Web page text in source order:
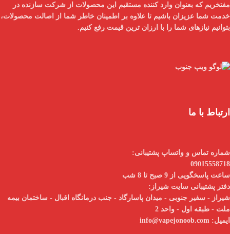
مفتخریم که بعنوان وارد کننده مستقیم این محصولات از شرکت سازنده در
خدمت شما عزیزان باشیم تا علاوه بر اطمینان خاطر شما از
اصالت محصولات،
بتوانیم نیازهای شما را با ارزان ترین قیمت رفع کنیم.
ارتباط با ما
شماره تماس و واتساپ پشتیبانی:
09015558718
ساعت پاسخگویی از 9 صبح تا 8 شب
دفتر پشتیبانی سایت شیراز:
شیراز - سفیر جنوبی - میدان پاسارگاد - جنب درمانگاه اقبال - ساختمان بیمه
ملت - طبقه اول - واحد 2
ایمیل: